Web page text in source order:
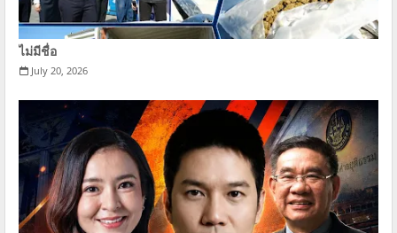
ไม่มีชื่อ
July 20, 2026